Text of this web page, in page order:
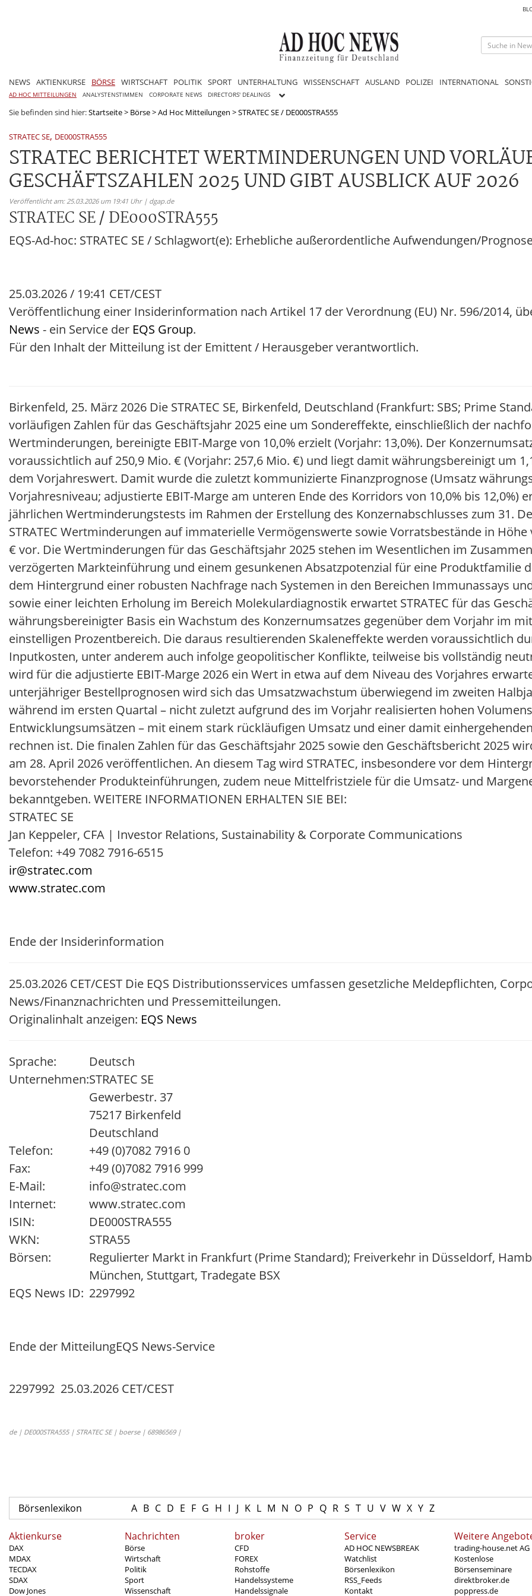
NEWS AKTIENKURSE BÖRSE WIRTSCHAFT POLITIK SPORT UNTERHALTUNG WISSENSCHAFT AUSLAND POLIZEI INTERNATIONAL
AD HOC MITTEILUNGEN ANALYSTENSTIMMEN CORPORATE NEWS DIRECTORS' DEALINGS
Sie befinden sind hier:Startseite> Börse>Ad Hoc Mitteilungen >STRATEC SE / DE000STRA555
STRATEC SE, DE000STRA555
STRATEC BERICHTET WERTMINDERUNGEN UND
GESCHÄFTSZAHLEN 2025 UND GIBT AUSBLICK AUF 2026
Veröffentlicht am: 25.03.2026 um 19:41 Uhr | dgap.de
STRATEC SE / DE000STRA555
EQS-Ad-hoc: STRATEC SE / Schlagwort(e): Erhebliche außerordentliche Aufwendungen/
25.03.2026 / 19:41 CET/CEST
Veröffentlichung einer Insiderinformation nach Artikel 17 der Verordnung (EU) Nr. 596/2014,
News - ein Service der EQS Group.
Für den Inhalt der Mitteilung ist der Emittent / Herausgeber verantwortlich.
Birkenfeld, 25. März 2026 Die STRATEC SE, Birkenfeld, Deutschland (Frankfurt: SBS; Prime
vorläufigen Zahlen für das Geschäftsjahr 2025 eine um Sondereffekte, einschließlich der
Wertminderungen, bereinigte EBIT-Marge von 10,0% erzielt (Vorjahr: 13,0%). Der
voraussichtlich auf 250,9 Mio. € (Vorjahr: 257,6 Mio. €) und liegt damit währungsbereinigt um
dem Vorjahreswert. Damit wurde die zuletzt kommunizierte Finanzprognose (Umsatz
Vorjahresniveau; adjustierte EBIT-Marge am unteren Ende des Korridors von 10,0% bis 12,0%)
jährlichen Wertminderungstests im Rahmen der Erstellung des Konzernabschlusses zum 31.
STRATEC Wertminderungen auf immaterielle Vermögenswerte sowie Vorratsbestände in
€ vor. Die Wertminderungen für das Geschäftsjahr 2025 stehen im Wesentlichen im
verzögerten Markteinführung und einem gesunkenen Absatzpotenzial für eine Produktfamilie
dem Hintergrund einer robusten Nachfrage nach Systemen in den Bereichen Immunassays
sowie einer leichten Erholung im Bereich Molekulardiagnostik erwartet STRATEC für das
währungsbereinigter Basis ein Wachstum des Konzernumsatzes gegenüber dem Vorjahr im
einstelligen Prozentbereich. Die daraus resultierenden Skaleneffekte werden voraussichtlich
Inputkosten, unter anderem auch infolge geopolitischer Konflikte, teilweise bis vollständig
wird für die adjustierte EBIT-Marge 2026 ein Wert in etwa auf dem Niveau des Vorjahres
unterjähriger Bestellprognosen wird sich das Umsatzwachstum überwiegend im zweiten
während im ersten Quartal – nicht zuletzt aufgrund des im Vorjahr realisierten hohen
Entwicklungsumsätzen – mit einem stark rückläufigen Umsatz und einer damit
rechnen ist. Die finalen Zahlen für das Geschäftsjahr 2025 sowie den Geschäftsbericht 2025
am 28. April 2026 veröffentlichen. An diesem Tag wird STRATEC, insbesondere vor dem
bevorstehender Produkteinführungen, zudem neue Mittelfristziele für die Umsatz- und
bekanntgeben. WEITERE INFORMATIONEN ERHALTEN SIE BEI:
STRATEC SE
Jan Keppeler, CFA | Investor Relations, Sustainability & Corporate Communications
Telefon: +49 7082 7916-6515
ir@stratec.com
www.stratec.com
Ende der Insiderinformation
25.03.2026 CET/CEST Die EQS Distributionsservices umfassen gesetzliche Meldepflichten,
News/Finanznachrichten und Pressemitteilungen.
Originalinhalt anzeigen: EQS News
Sprache:
Deutsch
Unternehmen:STRATEC SE
Gewerbestr. 37
75217 Birkenfeld
Deutschland
Telefon:
+49 (0)7082 7916 0
Fax:
+49 (0)7082 7916 999
E-Mail:
info@stratec.com
Internet:
www.stratec.com
ISIN:
DE000STRA555
WKN:
STRA55
Börsen:
Regulierter Markt in Frankfurt (Prime Standard); Freiverkehr in Düsseldorf,
München, Stuttgart, Tradegate BSX
EQS News ID: 2297992
Ende der MitteilungEQS News-Service
2297992 25.03.2026 CET/CEST
de | DE000STRA555 | STRATEC SE | boerse | 68986569 |
Börsenlexikon A B C D E F G H I J K L M N O P Q R S T U V W X Y Z
Aktienkurse
DAX
MDAX
TECDAX
SDAX
Dow Jones
Nachrichten
Börse
Wirtschaft
Politik
Sport
Wissenschaft
broker
CFD
FOREX
Rohstoffe
Handelssysteme
Handelssignale
Service
AD HOC NEWSBREAK
Watchlist
Börsenlexikon
RSS_Feeds
Kontakt
Weitere
trading-house.net AG
Kostenlose
Börsenseminare
direktbroker.de
poppress.de